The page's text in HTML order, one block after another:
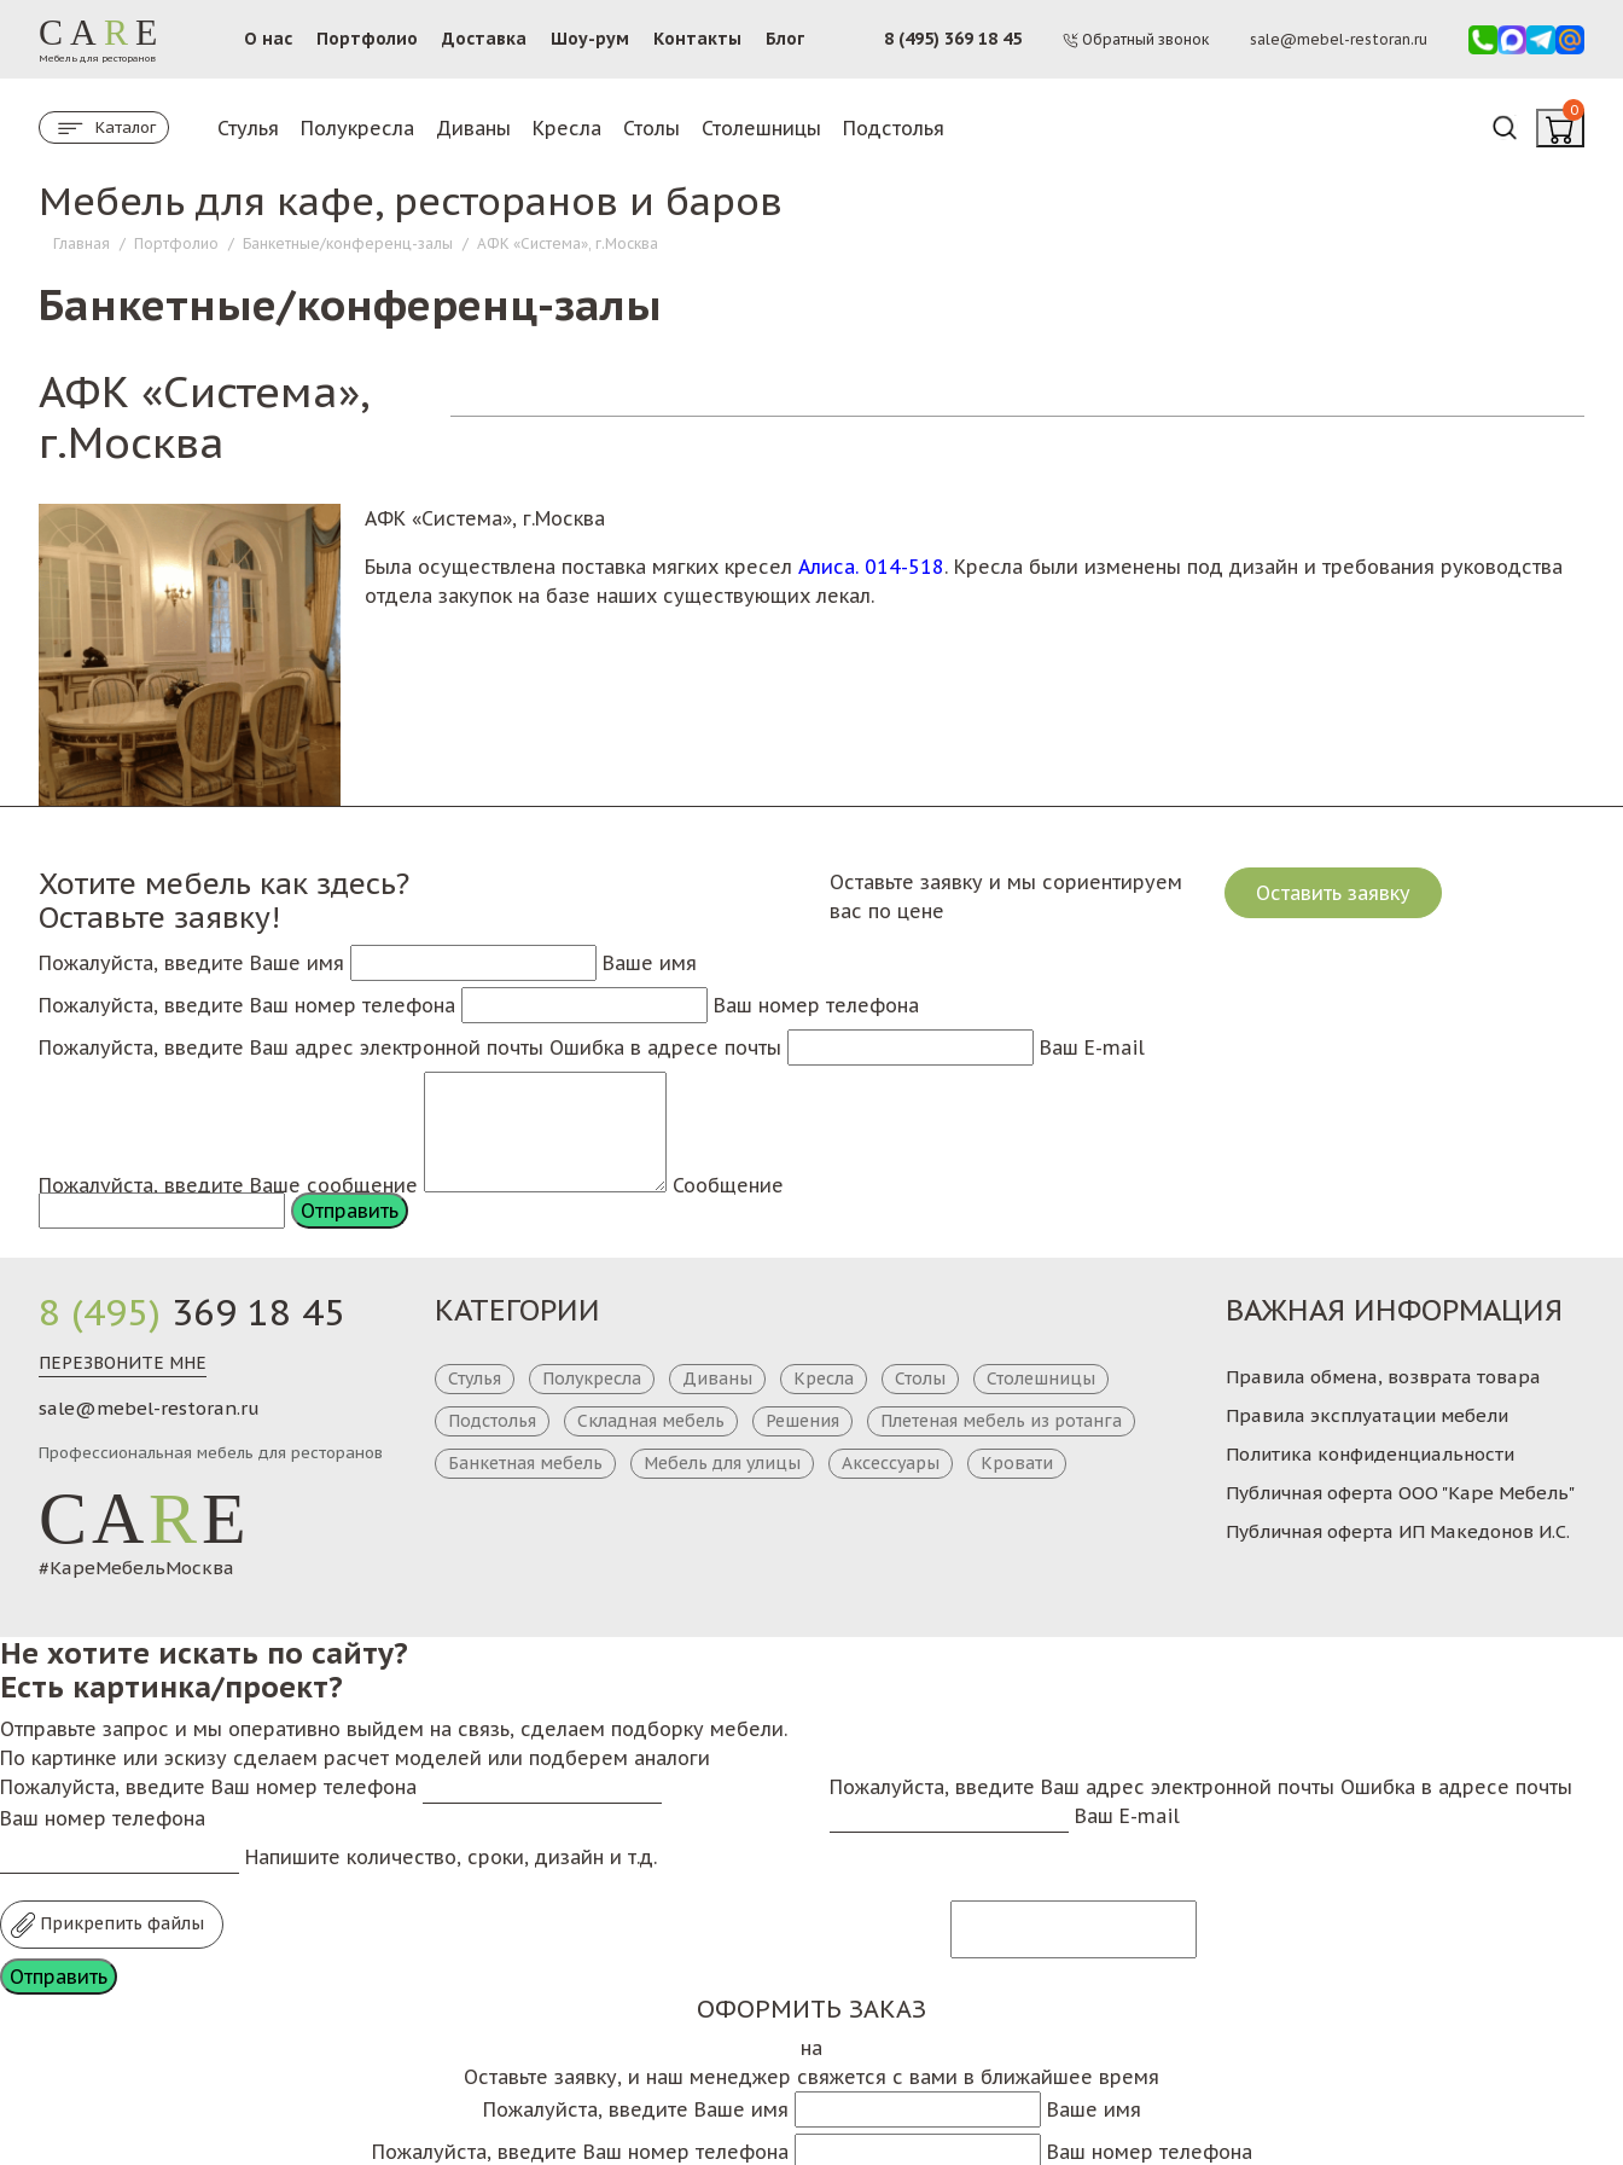
CA R E
Мебель для ресторанов
О нас Портфолио Доставка Шоу-рум Контакты Блог 8 (495) 369 18 45 Обратный звонок sale@mebel-restoran.ru
Каталог Стулья Полукресла Диваны Кресла Столы Столешницы Подстолья
0
Мебель для кафе, ресторанов и баров
Главная / Портфолио / Банкетные/конференц-залы / АФК «Система», г.Москва
Банкетные/конференц-залы
АФК «Система»,
г.Москва
АФК «Система», г.Москва
Была осуществлена поставка мягких кресел Алиса. 014-518. Кресла были изменены под дизайн и требования руководства
отдела закупок на базе наших существующих лекал.
Хотите мебель как здесь?
Оставьте заявку!
Оставьте заявку и мы сориентируем
вас по цене
Оставить заявку
Пожалуйста, введите Ваше имя
Ваше имя
Пожалуйста, введите Ваш номер телефона
Ваш номер телефона
Пожалуйста, введите Ваш адрес электронной почты Ошибка в адресе почты Ваш E-mail
Пожалуйста, введите Ваше сообщение Сообщение
8 (495) 369 18 45
ПЕРЕЗВОНИТЕ МНЕ
sale@mebel-restoran.ru
Профессиональная мебель для ресторанов
CARE
#КареМебельМосква
КАТЕГОРИИ
Стулья Полукресла Диваны Кресла Столы
Столешницы
Подстолья
Складная мебель Решения
Плетеная мебель из ротанга
Банкетная мебель
Мебель для улицы Аксессуары Кровати
ВАЖНАЯ ИНФОРМАЦИЯ
Правила обмена, возврата товара
Правила эксплуатации мебели
Политика конфиденциальности
Публичная оферта ООО "Каре Мебель"
Публичная оферта ИП Македонов И.С.
Не хотите искать по сайту?
Есть картинка/проект?
Отправьте запрос и мы оперативно выйдем на связь, сделаем подборку мебели.
По картинке или эскизу сделаем расчет моделей или подберем аналоги
Пожалуйста, введите Ваш номер телефона
Ваш номер телефона
Пожалуйста, введите Ваш адрес электронной почты Ошибка в адресе почты
Ваш E-mail
Напишите количество, сроки, дизайн и т.д.
Прикрепить файлы
ОФОРМИТЬ ЗАКАЗ
на
Оставьте заявку, и наш менеджер свяжется с вами в ближайшее время
Пожалуйста, введите Ваше имя
Ваше имя
Пожалуйста, введите Ваш номер телефона
Ваш номер телефона